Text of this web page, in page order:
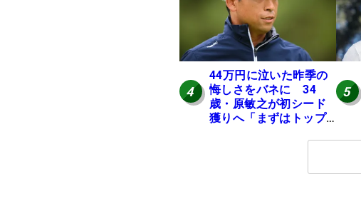
4
44万円に泣いた昨季の
悔しさをバネに 34
歳・原敏之が初シード
獲りへ「まずはトップ
5